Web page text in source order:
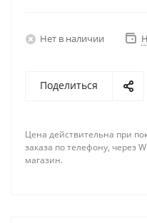
Нет в наличии
Поделиться
Цена действительна при
заказа по телефону, через
магазин.